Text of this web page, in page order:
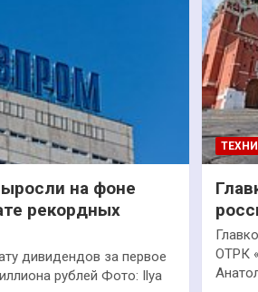
на фоне
рекордных
дивидендов за первое
рублей Фото: Ilya
ОТРК